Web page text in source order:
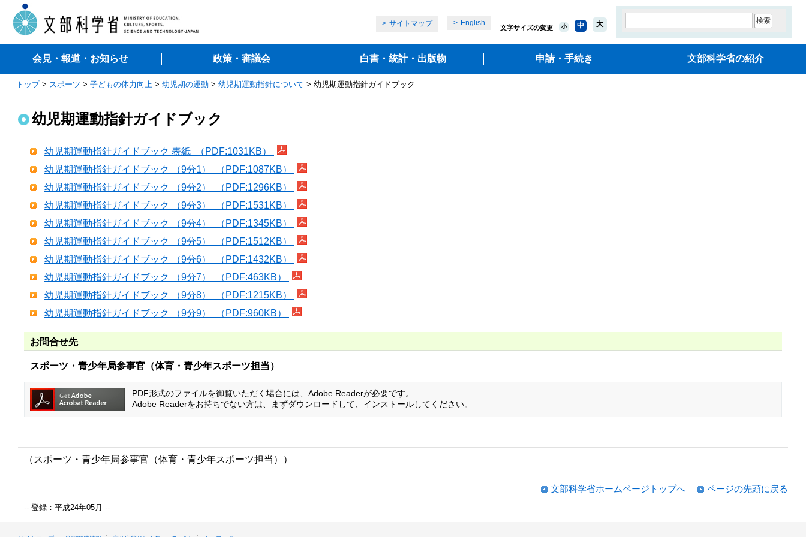
サイトマップ English
文字サイズの変更 小 中 大
会見・報道・お知らせ 政策・審議会 白書・統計・出版物 申請・手続き 文部科学省の紹介
トップ> スポーツ > 子どもの体力向上 > 幼児期の運動 > 幼児期運動指針について > 幼児期運動指針ガイドブック
幼児期運動指針ガイドブック
幼児期運動指針ガイドブック 表紙 （PDF:1031KB）
幼児期運動指針ガイドブック （9分1） （PDF:1087KB）
幼児期運動指針ガイドブック （9分2） （PDF:1296KB）
幼児期運動指針ガイドブック （9分3） （PDF:1531KB）
幼児期運動指針ガイドブック （9分4） （PDF:1345KB）
幼児期運動指針ガイドブック （9分5） （PDF:1512KB）
幼児期運動指針ガイドブック （9分6） （PDF:1432KB）
幼児期運動指針ガイドブック （9分7） （PDF:463KB）
幼児期運動指針ガイドブック （9分8） （PDF:1215KB）
幼児期運動指針ガイドブック （9分9） （PDF:960KB）
お問合せ先
スポーツ・青少年局参事官（体育・青少年スポーツ担当）
PDF形式のファイルを御覧いただく場合には、Adobe Readerが必要です。
Adobe Readerをお持ちでない方は、まずダウンロードして、インストールしてください。
（スポーツ・青少年局参事官（体育・青少年スポーツ担当））
ページの先頭に戻る
文部科学省ホームページトップへ
-- 登録：平成24年05月 --